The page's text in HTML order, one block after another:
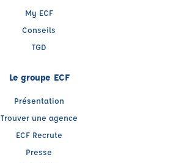
My ECF
Conseils
TGD
Le groupe ECF
Présentation
Trouver une agence
ECF Recrute
Presse